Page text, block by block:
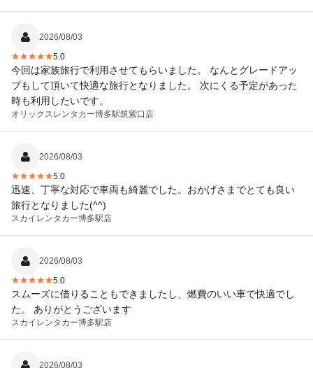
2026/08/03
5.0
今回は家族旅行で利用させてもらいました。 なんとグレードアッ
プもして頂いて快適な旅行となりました。 次にくる予定があった
時も利用したいです。
オリックスレンタカー博多駅筑紫口店
2026/08/03
5.0
迅速、丁寧な対応で車両も綺麗でした。おかげさまでとても良い
旅行となりました(^^)
スカイレンタカー博多駅店
2026/08/03
5.0
スムーズに借りることもできましたし、燃費のいい車で快適でし
た。 ありがとうございます
スカイレンタカー博多駅店
2026/08/03